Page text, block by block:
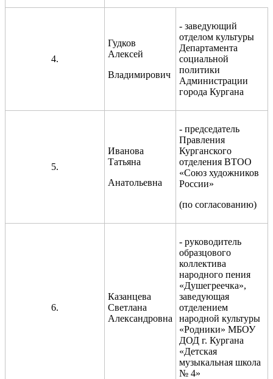
4.
Гудков
Алексей
Владимирович
- заведующий
отделом культуры
Департамента
социальной
политики
Администрации
города Кургана
5.
Иванова
Татьяна
Анатольевна
- председатель
Правления
Курганского
отделения ВТОО
«Союз художников
России»
(по согласованию)
6.
Казанцева
Светлана
Александровна
- руководитель
образцового
коллектива
народного пения
«Душегреечка»,
заведующая
отделением
народной культуры
«Родники» МБОУ
ДОД г. Кургана
«Детская
музыкальная школа
№ 4»